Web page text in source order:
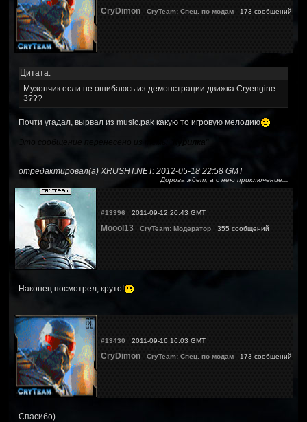
CryDimon CryTeam: Спец. по модам 173 сообщений
Цитата:
Музончик если не ошибаюсь из демонстрации движка Cryengine
3???
Почти угадал, вырвал из music.pak какую то игровую мелодию
Это сообщение перенесено из темы " Курилка
отредактировал(а) XRUSHT.NET: 2012-05-18 22:58 GMT
Дорога ждет, а с нею приключение...
#13396 2011-09-12 20:43 GMT
Moool13 CryTeam: Модератор 355 сообщений
Наконец посмотрел, круто!
#13430 2011-09-16 16:03 GMT
CryDimon CryTeam: Спец. по модам 173 сообщений
Спасибо)